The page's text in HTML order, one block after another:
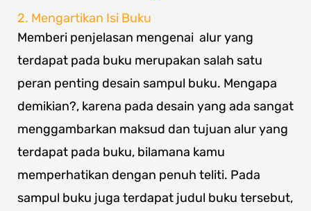
2. Mengartikan Isi Buku
Memberi penjelasan mengenai alur yang
terdapat pada buku merupakan salah satu
peran penting desain sampul buku. Mengapa
demikian?, karena pada desain yang ada sangat
menggambarkan maksud dan tujuan alur yang
terdapat pada buku, bilamana kamu
memperhatikan dengan penuh teliti. Pada
sampul buku juga terdapat judul buku tersebut,